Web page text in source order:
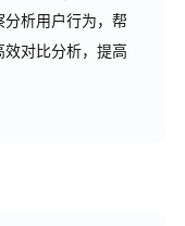
分析用户行为，帮
对比分析，提高